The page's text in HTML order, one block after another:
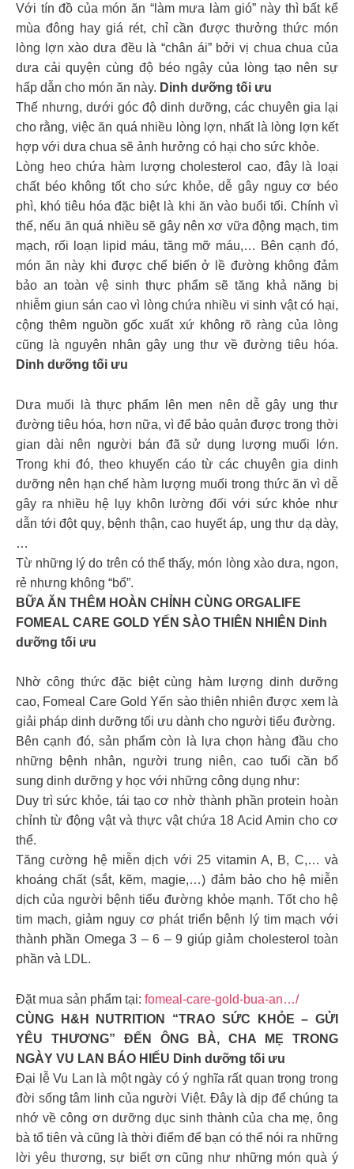
Với tín đồ của món ăn “làm mưa làm gió” này thì bất kể
mùa đông hay giá rét, chỉ cần được thưởng thức món
lòng lợn xào dưa đều là “chân ái” bởi vị chua chua của
dưa cải quyện cùng độ béo ngậy của lòng tạo nên sự
hấp dẫn cho món ăn này. Dinh dưỡng tối ưu
Thế nhưng, dưới góc độ dinh dưỡng, các chuyên gia lại
cho rằng, việc ăn quá nhiều lòng lợn, nhất là lòng lợn kết
hợp với dưa chua sẽ ảnh hưởng có hại cho sức khỏe.
Lòng heo chứa hàm lượng cholesterol cao, đây là loại
chất béo không tốt cho sức khỏe, dễ gây nguy cơ béo
phì, khó tiêu hóa đặc biệt là khi ăn vào buổi tối. Chính vì
thế, nếu ăn quá nhiều sẽ gây nên xơ vữa động mạch, tim
mạch, rối loạn lipid máu, tăng mỡ máu,… Bên cạnh đó,
món ăn này khi được chế biến ở lề đường không đảm
bảo an toàn vệ sinh thực phẩm sẽ tăng khả năng bị
nhiễm giun sán cao vì lòng chứa nhiều vi sinh vật có hại,
cộng thêm nguồn gốc xuất xứ không rõ ràng của lòng
cũng là nguyên nhân gây ung thư về đường tiêu hóa.
Dinh dưỡng tối ưu
Dưa muối là thực phẩm lên men nên dễ gây ung thư
đường tiêu hóa, hơn nữa, vì để bảo quản được trong thời
gian dài nên người bán đã sử dụng lượng muối lớn.
Trong khi đó, theo khuyến cáo từ các chuyên gia dinh
dưỡng nên hạn chế hàm lượng muối trong thức ăn vì dễ
gây ra nhiều hệ lụy khôn lường đối với sức khỏe như
dẫn tới đột quỵ, bệnh thận, cao huyết áp, ung thư dạ dày,
…
Từ những lý do trên có thể thấy, món lòng xào dưa, ngon,
rẻ nhưng không “bổ”.
BỮA ĂN THÊM HOÀN CHỈNH CÙNG ORGALIFE
FOMEAL CARE GOLD YẾN SÀO THIÊN NHIÊN Dinh
dưỡng tối ưu
Nhờ công thức đặc biệt cùng hàm lượng dinh dưỡng
cao, Fomeal Care Gold Yến sào thiên nhiên được xem là
giải pháp dinh dưỡng tối ưu dành cho người tiểu đường.
Bên cạnh đó, sản phẩm còn là lựa chọn hàng đầu cho
những bệnh nhân, người trung niên, cao tuổi cần bổ
sung dinh dưỡng y học với những công dụng như:
Duy trì sức khỏe, tái tạo cơ nhờ thành phần protein hoàn
chỉnh từ động vật và thực vật chứa 18 Acid Amin cho cơ
thể.
Tăng cường hệ miễn dịch với 25 vitamin A, B, C,… và
khoáng chất (sắt, kẽm, magie,…) đảm bảo cho hệ miễn
dịch của người bệnh tiểu đường khỏe mạnh. Tốt cho hệ
tim mạch, giảm nguy cơ phát triển bệnh lý tim mạch với
thành phần Omega 3 – 6 – 9 giúp giảm cholesterol toàn
phần và LDL.
Đặt mua sản phẩm tại: fomeal-care-gold-bua-an…/
CÙNG H&H NUTRITION “TRAO SỨC KHỎE – GỬI
YÊU THƯƠNG” ĐẾN ÔNG BÀ, CHA MẸ TRONG
NGÀY VU LAN BÁO HIẾU Dinh dưỡng tối ưu
Đại lễ Vu Lan là một ngày có ý nghĩa rất quan trọng trong
đời sống tâm linh của người Việt. Đây là dịp để chúng ta
nhớ về công ơn dưỡng dục sinh thành của cha mẹ, ông
bà tổ tiên và cũng là thời điểm để bạn có thể nói ra những
lời yêu thương, sự biết ơn cũng như những món quà ý